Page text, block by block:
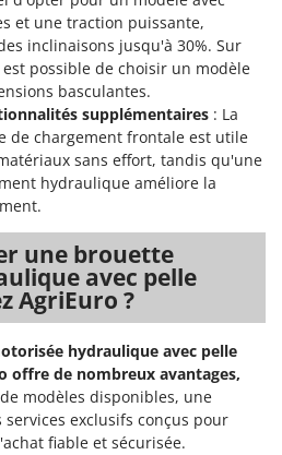
et une traction puissante,
inclinaisons jusqu'à 30%. Sur
possible de choisir un modèle
basculantes.
supplémentaires : La
de chargement frontale est utile
sans effort, tandis qu'une
hydraulique améliore la
une brouette
avec pelle
AgriEuro ?
hydraulique avec pelle
offre de nombreux avantages,
modèles disponibles, une
exclusifs conçus pour
fiable et sécurisée.